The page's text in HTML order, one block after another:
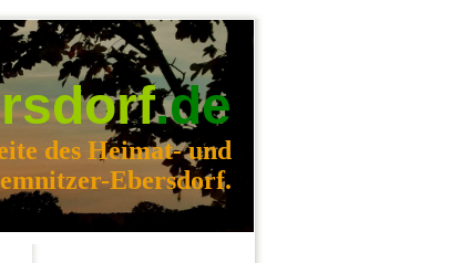
.de
des Heimat- und
Ebersdorf.